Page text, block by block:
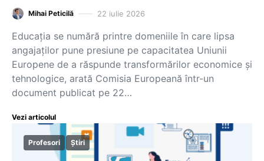
Mihai Peticilă 22 iulie 2026
Educația se numără printre domeniile în care lipsa
angajaților pune presiune pe capacitatea Uniunii
Europene de a răspunde transformărilor economice și
tehnologice, arată Comisia Europeană într-un
document publicat pe 22…
Vezi articolul
Profesori Știri